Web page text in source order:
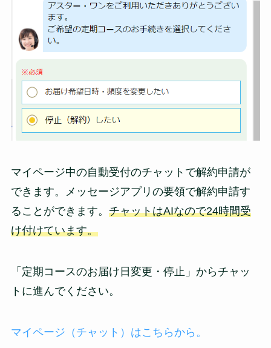
マイページ中の自動受付のチャットで解約申請が
できます。メッセージアプリの要領で解約申請す
ることができます。 チャットはAIなので24時間受
け付けています。
「定期コースのお届け日変更・停止」からチャッ
トに進んでください。
マイページ（チャット）はこちらから。